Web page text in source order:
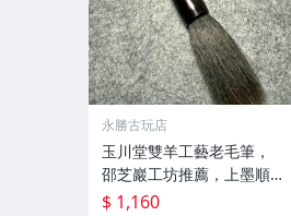
永勝古玩店
玉川堂雙羊工藝老毛筆，
邵芝巖工坊推薦，上墨順
滑古墨專用 老墨 冬青 老筆
$ 1,160